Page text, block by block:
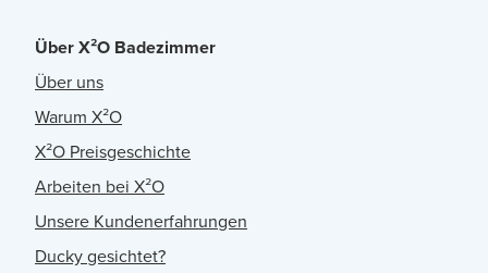
Über X²O Badezimmer
Über uns
Warum X²O
X²O Preisgeschichte
Arbeiten bei X²O
Unsere Kundenerfahrungen
Ducky gesichtet?